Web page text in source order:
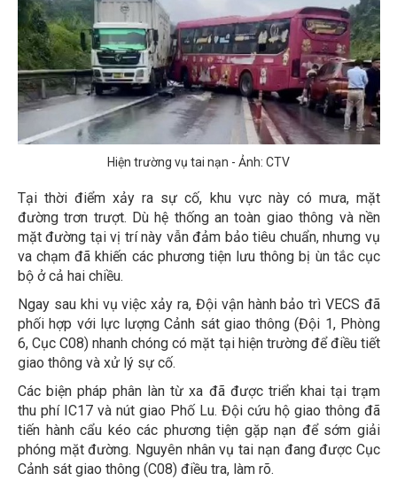
Hiện trường vụ tai nạn - Ảnh: CTV
Tại thời điểm xảy ra sự cố, khu vực này có mưa, mặt
đường trơn trượt. Dù hệ thống an toàn giao thông và nền
mặt đường tại vị trí này vẫn đảm bảo tiêu chuẩn, nhưng vụ
va chạm đã khiến các phương tiện lưu thông bị ùn tắc cục
bộ ở cả hai chiều.
Ngay sau khi vụ việc xảy ra, Đội vận hành bảo trì VECS đã
phối hợp với lực lượng Cảnh sát giao thông (Đội 1, Phòng
6, Cục C08) nhanh chóng có mặt tại hiện trường để điều tiết
giao thông và xử lý sự cố.
Các biện pháp phân làn từ xa đã được triển khai tại trạm
thu phí IC17 và nút giao Phố Lu. Đội cứu hộ giao thông đã
tiến hành cẩu kéo các phương tiện gặp nạn để sớm giải
phóng mặt đường. Nguyên nhân vụ tai nạn đang được Cục
Cảnh sát giao thông (C08) điều tra, làm rõ.